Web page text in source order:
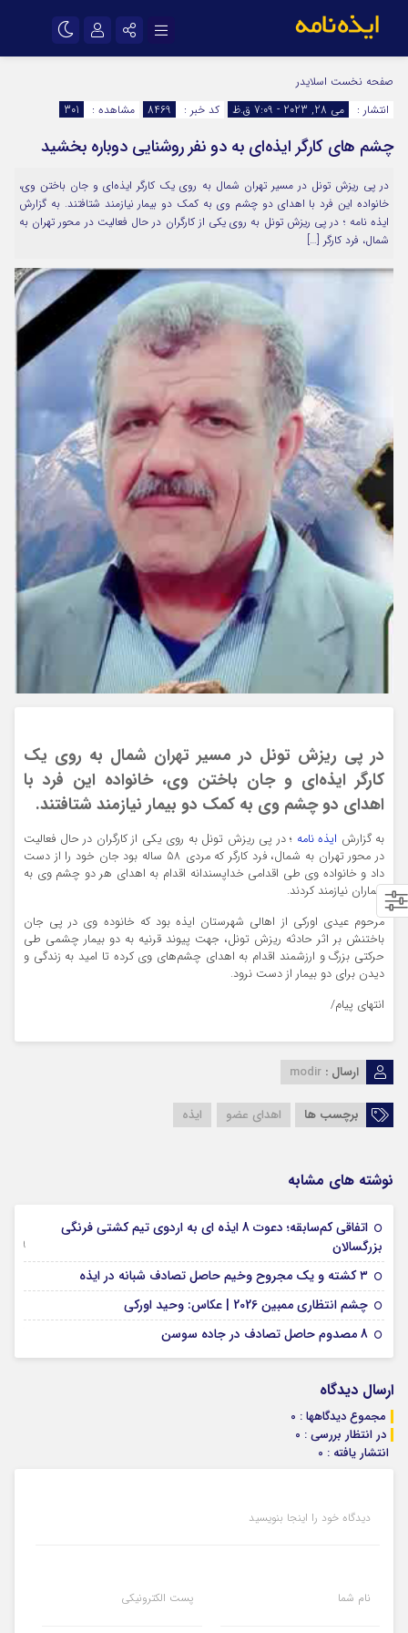
اینستاگرام
سروش
ایتا
آپارات
اپلیکیشن رمز عبور
مرا به خاطر بسپار
صفحه نخست اسلایدر
انتشار :
می 28, 2023 - 7:09 ق.ظ کد خبر : 8469 مشاهده : 301
چشم های کارگر ایذه‌ای به دو نفر روشنایی دوباره بخشید
در پی ریزش تونل در مسیر تهران شمال به روی یک کارگر ایذه‌ای و جان باختن وی،
خانواده این فرد با اهدای دو چشم وی به کمک دو بیمار نیازمند شتافتند. به گزارش
ایذه نامه ؛ در پی ریزش تونل به روی یکی از کارگران در حال فعالیت در محور تهران به
شمال، فرد کارگر […]
در پی ریزش تونل در مسیر تهران شمال به روی یک
کارگر ایذه‌ای و جان باختن وی، خانواده این فرد با
اهدای دو چشم وی به کمک دو بیمار نیازمند شتافتند.
به گزارش ایذه نامه ؛ در پی ریزش تونل به روی یکی از کارگران در حال فعالیت
در محور تهران به شمال، فرد کارگر که مردی 58 ساله بود جان خود را از دست
داد و خانواده وی طی اقدامی خداپسندانه اقدام به اهدای هر دو چشم وی به
بیماران نیازمند کردند.
مرحوم عیدی اورکی از اهالی شهرستان ایذه بود که خانوده وی در پی جان
باختنش بر اثر حادثه ریزش تونل، جهت پیوند قرنیه به دو بیمار چشمی طی
حرکتی بزرگ و ارزشمند اقدام به اهدای چشم‌های وی کرده تا امید به زندگی و
دیدن برای دو بیمار از دست نرود.
انتهای پیام/
ارسال : modir
برچسب ها اهدای عضو ایذه
نوشته های مشابه
اتفاقی کم‌سابقه؛ دعوت 8 ایذه ای به اردوی تیم کشتی فرنگی
بزرگسالان
09 جولای 2026
۳ کشته و یک مجروح وخیم حاصل تصادف شبانه در ایذه
چشم انتظاری ممبین 2026 | عکاس: وحید اورکی
8 مصدوم حاصل تصادف در جاده سوسن
ارسال دیدگاه
مجموع دیدگاهها : 0
در انتظار بررسی : 0
انتشار یافته : 0
دیدگاه خود را اینجا بنویسید
نام شما پست الکترونیکی